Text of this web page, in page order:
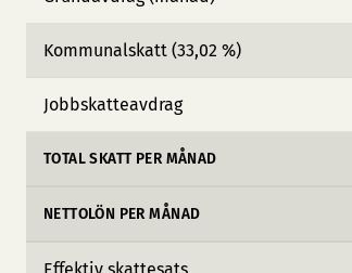
Kommunalskatt (33,02 %)
Jobbskatteavdrag
TOTAL SKATT PER MÅNAD
NETTOLÖN PER MÅNAD